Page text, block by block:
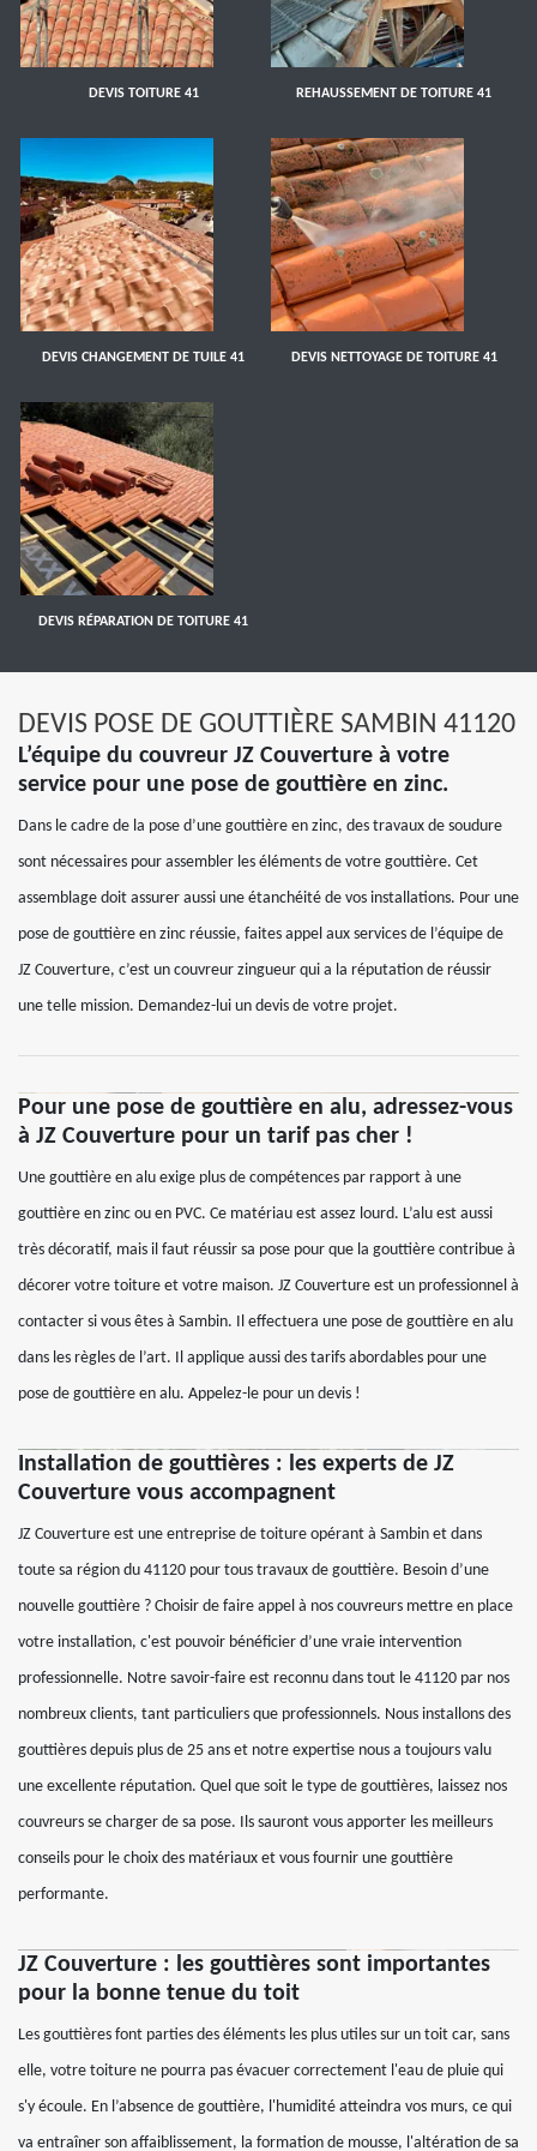
DEVIS TOITURE 41 REHAUSSEMENT DE TOITURE 41
DEVIS CHANGEMENT DE TUILE 41 DEVIS NETTOYAGE DE TOITURE 41
DEVIS RÉPARATION DE TOITURE 41
DEVIS POSE DE GOUTTIÈRE SAMBIN 41120
L’équipe du couvreur JZ Couverture à votre
service pour une pose de gouttière en zinc.
Dans le cadre de la pose d’une gouttière en zinc, des travaux de soudure
sont nécessaires pour assembler les éléments de votre gouttière. Cet
assemblage doit assurer aussi une étanchéité de vos installations. Pour une
pose de gouttière en zinc réussie, faites appel aux services de l’équipe de
JZ Couverture, c’est un couvreur zingueur qui a la réputation de réussir
une telle mission. Demandez-lui un devis de votre projet.
Pour une pose de gouttière en alu, adressez-vous
à JZ Couverture pour un tarif pas cher !
Une gouttière en alu exige plus de compétences par rapport à une
gouttière en zinc ou en PVC. Ce matériau est assez lourd. L’alu est aussi
très décoratif, mais il faut réussir sa pose pour que la gouttière contribue à
décorer votre toiture et votre maison. JZ Couverture est un professionnel à
contacter si vous êtes à Sambin. Il effectuera une pose de gouttière en alu
dans les règles de l’art. Il applique aussi des tarifs abordables pour une
pose de gouttière en alu. Appelez-le pour un devis !
Installation de gouttières : les experts de JZ
Couverture vous accompagnent
JZ Couverture est une entreprise de toiture opérant à Sambin et dans
toute sa région du 41120 pour tous travaux de gouttière. Besoin d’une
nouvelle gouttière ? Choisir de faire appel à nos couvreurs mettre en place
votre installation, c'est pouvoir bénéficier d’une vraie intervention
professionnelle. Notre savoir-faire est reconnu dans tout le 41120 par nos
nombreux clients, tant particuliers que professionnels. Nous installons des
gouttières depuis plus de 25 ans et notre expertise nous a toujours valu
une excellente réputation. Quel que soit le type de gouttières, laissez nos
couvreurs se charger de sa pose. Ils sauront vous apporter les meilleurs
conseils pour le choix des matériaux et vous fournir une gouttière
performante.
JZ Couverture : les gouttières sont importantes
pour la bonne tenue du toit
Les gouttières font parties des éléments les plus utiles sur un toit car, sans
elle, votre toiture ne pourra pas évacuer correctement l'eau de pluie qui
s'y écoule. En l’absence de gouttière, l'humidité atteindra vos murs, ce qui
va entraîner son affaiblissement, la formation de mousse, l'altération de sa